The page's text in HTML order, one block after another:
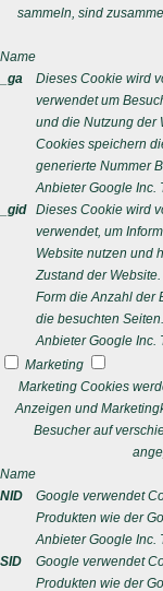
sammeln, sind
Name
_ga
Dieses Cookie wird
verwendet um
und die Nutzung der
Cookies speichern
generierte Nummer
Anbieter Google Inc.
_gid
Dieses Cookie wird
verwendet, um
Website nutzen und
Zustand der
Form die Anzahl der
die besuchten Seiten.
Anbieter Google Inc.
Marketing
Marketing Cookies
Anzeigen und
Besucher auf
Name
NID
Google verwendet
Produkten wie der
Anbieter Google Inc.
SID
Google verwendet
Produkten wie der